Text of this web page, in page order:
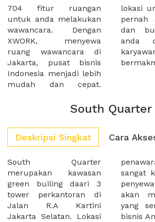
704 fitur ruangan
untuk anda melakukan
wawancara. Dengan
XWORK, menyewa
ruang wawancara di
Jakarta, pusat bisnis
Indonesia menjadi lebih
mudah dan cepat.
lokasi unik yang belum
pernah anda temukan
dan buat pertemuan
anda dengan calon
karyawan anda lebih
South Quarter
Deskripsi Singkat Cara
South Quarter
merupakan kawasan
green builing daari 3
tower perkantoran di
Jalan R.A Kartini
Jakarta Selatan. Lokasi
penawaran harga yang
sangat kompeitif untuk
penyewa. South Quarter
akan menjadi tempat
yang sempurna untuk
bisnis